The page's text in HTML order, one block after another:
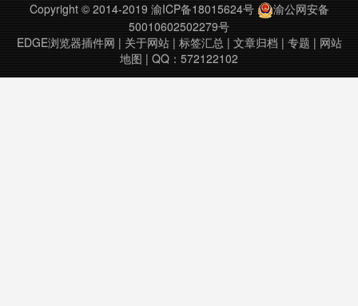
码编写开发更加舒服流畅.特性* 后台
Copyright © 2014-2019 渝ICP备18015624号
渝公网安备
50010602502279号
EDGE浏览器插件网 | 关于网站| 标签汇总| 文章归档 | 专题 | 网站
地图 | QQ：572122102